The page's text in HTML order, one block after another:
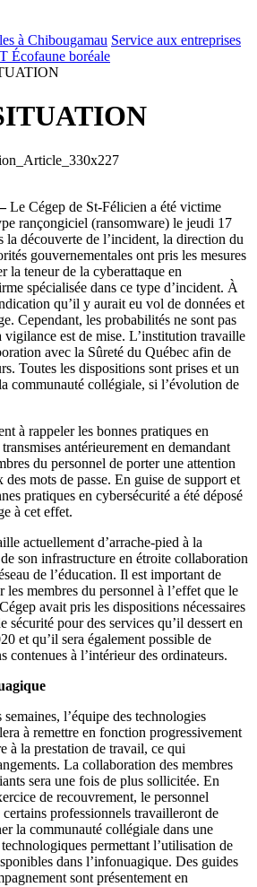
à Chibougamau Service aux entreprises
Écofaune boréale
Le Cégep de St-Félicien a été victime
rançongiciel (ransomware) le jeudi 17
la découverte de l’incident, la direction du
gouvernementales ont pris les mesures
la teneur de la cyberattaque en
spécialisée dans ce type d’incident. À
qu’il y aurait eu vol de données et
Cependant, les probabilités ne sont pas
vigilance est de mise. L’institution travaille
avec la Sûreté du Québec afin de
Toutes les dispositions sont prises et un
communauté collégiale, si l’évolution de
à rappeler les bonnes pratiques en
antérieurement en demandant
du personnel de porter une attention
mots de passe. En guise de support et
pratiques en cybersécurité a été déposé
à cet effet.
actuellement d’arrache-pied à la
son infrastructure en étroite collaboration
de l’éducation. Il est important de
les membres du personnel à l’effet que le
avait pris les dispositions nécessaires
sécurité pour des services qu’il dessert en
et qu’il sera également possible de
contenues à l’intérieur des ordinateurs.
l’équipe des technologies
à remettre en fonction progressivement
à la prestation de travail, ce qui
La collaboration des membres
sera une fois de plus sollicitée. En
de recouvrement, le personnel
certains professionnels travailleront de
la communauté collégiale dans une
permettant l’utilisation de
dans l’infonuagique. Des guides
sont présentement en